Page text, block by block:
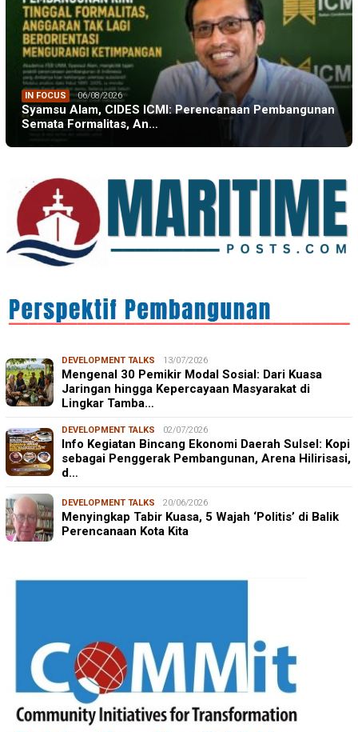
IN FOCUS 06/08/2026
Syamsu Alam, CIDES ICMI: Perencanaan Pembangunan
Semata Formalitas, An…
DEVELOPMENT TALKS 13/07/2026
Mengenal 30 Pemikir Modal Sosial: Dari Kuasa
Jaringan hingga Kepercayaan Masyarakat di
Lingkar Tamba…
DEVELOPMENT TALKS 02/07/2026
Info Kegiatan Bincang Ekonomi Daerah Sulsel: Kopi
sebagai Penggerak Pembangunan, Arena Hilirisasi,
d…
DEVELOPMENT TALKS 20/06/2026
Menyingkap Tabir Kuasa, 5 Wajah ‘Politis’ di Balik
Perencanaan Kota Kita